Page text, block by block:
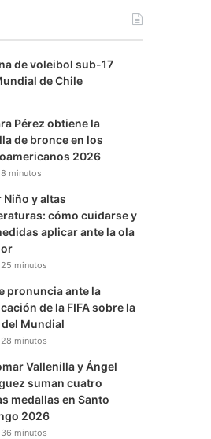
r
a
a
m
de voleibol sub-17
de Chile
Pérez obtiene la
de bronce en los
2026
minutos
Niño y altas
cómo cuidarse y
aplicar ante la ola
minutos
pronuncia ante la
de la FIFA sobre la
Mundial
minutos
Vallenilla y Ángel
suman cuatro
medallas en Santo
2026
minutos